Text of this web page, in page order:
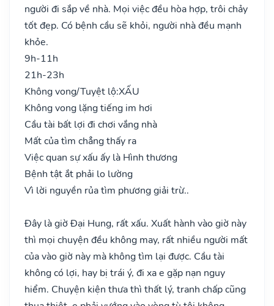
người đi sắp về nhà. Mọi việc đều hòa hợp, trôi chảy
tốt đẹp. Có bệnh cầu sẽ khỏi, người nhà đều mạnh
khỏe.
9h-11h
21h-23h
Không vong/Tuyệt lộ:XẤU
Không vong lặng tiếng im hơi
Cầu tài bất lợi đi chơi vắng nhà
Mất của tìm chẳng thấy ra
Việc quan sự xấu ấy là Hình thương
Bệnh tật ắt phải lo lường
Vì lời nguyền rủa tìm phương giải trừ..
Đây là giờ Đại Hung, rất xấu. Xuất hành vào giờ này
thì mọi chuyện đều không may, rất nhiều người mất
của vào giờ này mà không tìm lại được. Cầu tài
không có lợi, hay bị trái ý, đi xa e gặp nạn nguy
hiểm. Chuyện kiện thưa thì thất lý, tranh chấp cũng